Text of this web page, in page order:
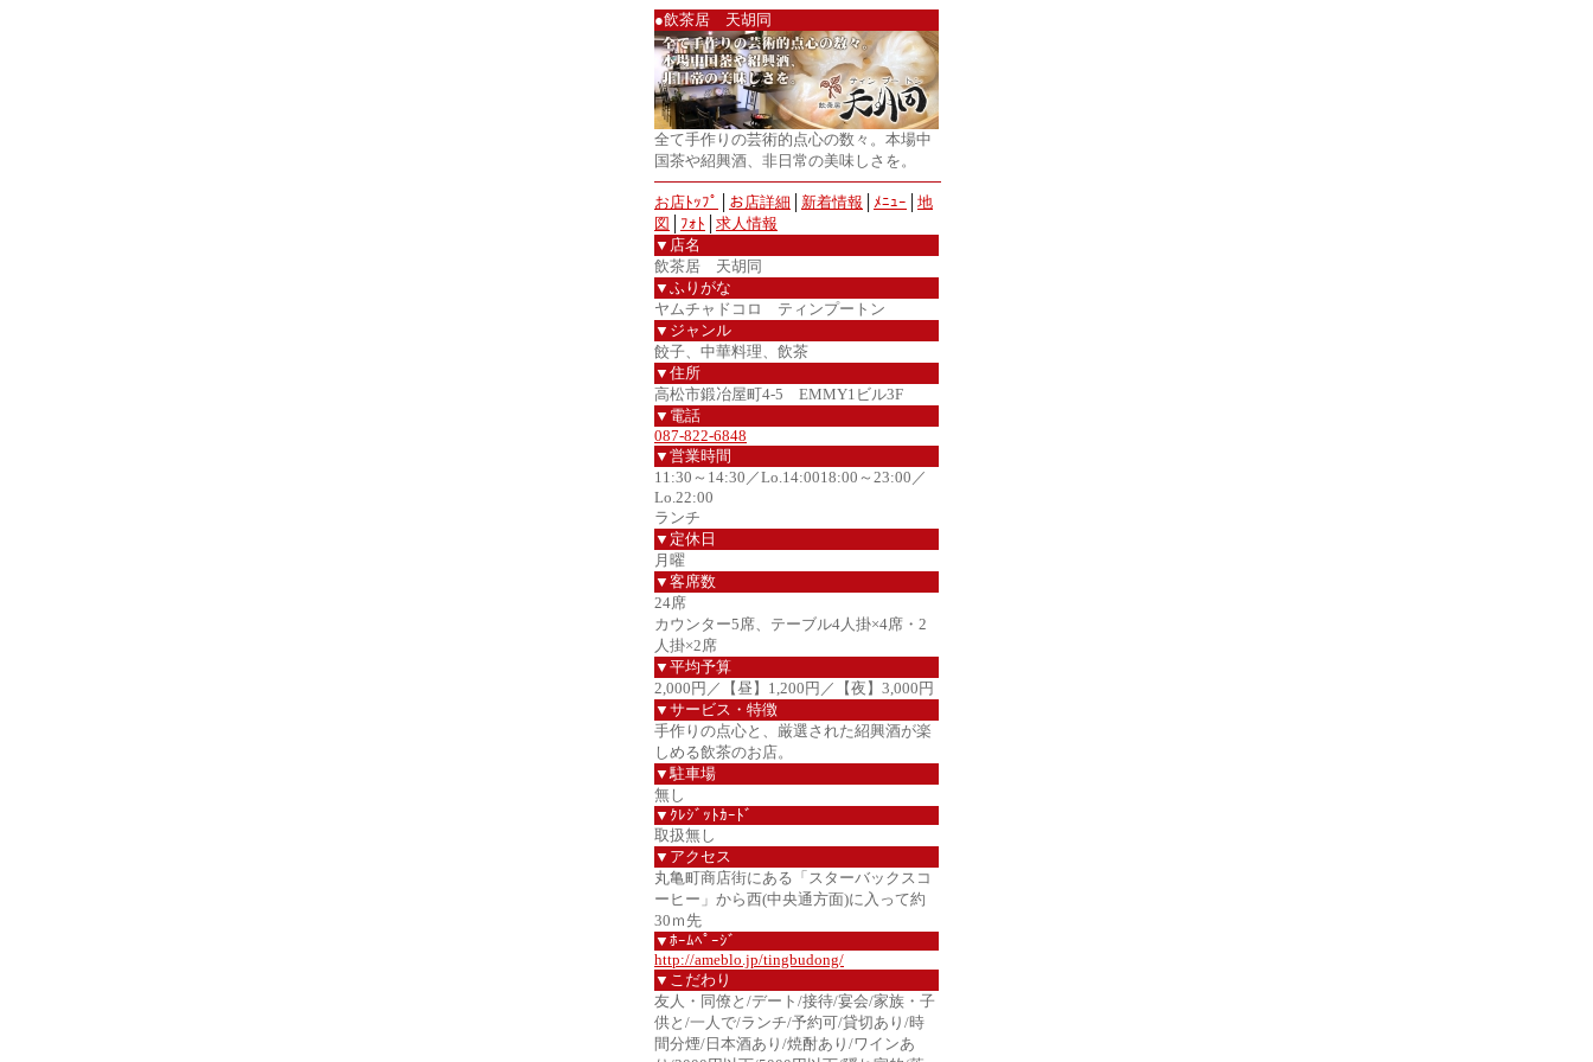
●飲茶居 天胡同
全て手作りの芸術的点心の数々。本場中
国茶や紹興酒、非日常の美味しさを。
お店ﾄｯﾌﾟ お店詳細 新着情報 ﾒﾆｭｰ
地
図
ﾌｫﾄ
求人情報
▼店名
飲茶居 天胡同
▼ふりがな
ヤムチャドコロ ティンプートン
▼ジャンル
餃子、中華料理、飲茶
▼住所
高松市鍛冶屋町4-5 EMMY1ビル3F
▼電話
087-822-6848
▼営業時間
11:30～14:30／Lo.14:0018:00～23:00／
Lo.22:00
ランチ
▼定休日
月曜
▼客席数
24席
カウンター5席、テーブル4人掛×4席・2
人掛×2席
▼平均予算
2,000円／【昼】1,200円／【夜】3,000円
▼サービス・特徴
手作りの点心と、厳選された紹興酒が楽
しめる飲茶のお店。
▼駐車場
無し
▼ｸﾚｼﾞｯﾄｶｰﾄﾞ
取扱無し
▼アクセス
丸亀町商店街にある「スターバックスコ
ーヒー」から西(中央通方面)に入って約
30ｍ先
▼ﾎｰﾑﾍﾟｰｼﾞ
http://ameblo.jp/tingbudong/
▼こだわり
友人・同僚と/デート/接待/宴会/家族・子
供と/一人で/ランチ/予約可/貸切あり/時
間分煙/日本酒あり/焼酎あり/ワインあ